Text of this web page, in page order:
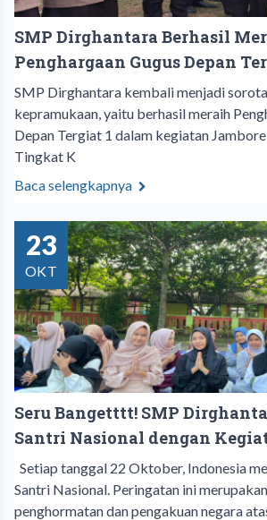
SMP Dirghantara Berhasil
Penghargaan Gugus Depan
SMP Dirghantara kembali menjadi
kepramukaan, yaitu berhasil meraih
Depan Tergiat 1 dalam kegiatan
Tingkat K
Baca selengkapnya
23
OKT
Seru Bangetttt! SMP
Santri Nasional dengan
Setiap tanggal 22 Oktober, Indonesia
Santri Nasional. Peringatan ini
penghormatan dan pengakuan negara